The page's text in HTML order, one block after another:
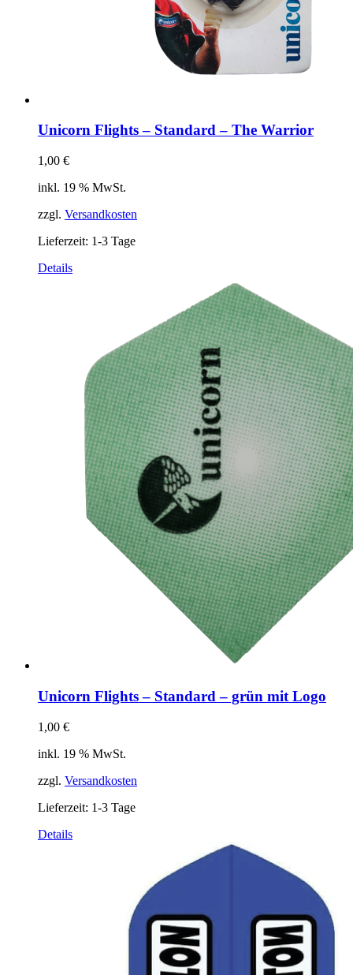
Unicorn Flights – Standard – The Warrior
1,00 €
inkl. 19 % MwSt.
zzgl. Versandkosten
Lieferzeit: 1-3 Tage
Details
Unicorn Flights – Standard – grün mit Logo
1,00 €
inkl. 19 % MwSt.
zzgl. Versandkosten
Lieferzeit: 1-3 Tage
Details